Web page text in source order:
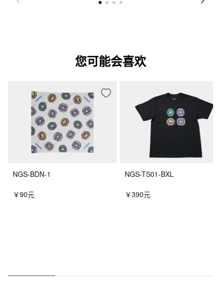
您可能会喜欢
NGS-BDN-1
￥90元
NGS-TS01-BXL
￥390元